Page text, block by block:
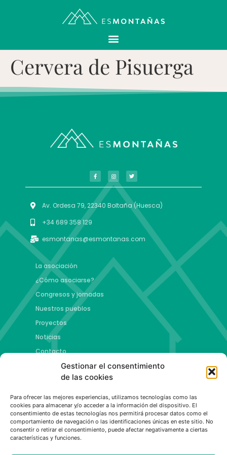
Gestionar el consentimiento
de las cookies
Para ofrecer las mejores experiencias, utilizamos tecnologías como las
cookies para almacenar y/o acceder a la información del dispositivo. El
consentimiento de estas tecnologías nos permitirá procesar datos como el
comportamiento de navegación o las identificaciones únicas en este sitio. No
consentir o retirar el consentimiento, puede afectar negativamente a ciertas
características y funciones.
Cervera de Pisuerga
Av. Ordesa 79, 22340 Boltaña (Huesca)
+34 689 358 129
esmontanas@esmontanas.com
La asociación
¿Cómo asociarse?
Congresos y jornadas
Nuestros pueblos
Proyectos
Noticias
Contacto
Proyectos
Copa esMontañas
Red de emprendimiento de base tecnológica
Capital Española de las Montañas